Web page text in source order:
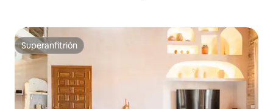
Superanfitrión
Superanfitrión